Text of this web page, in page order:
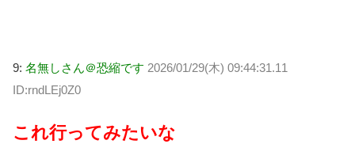
9: 名無しさん＠恐縮です 2026/01/29(木) 09:44:31.11
ID:rndLEj0Z0
これ行ってみたいな